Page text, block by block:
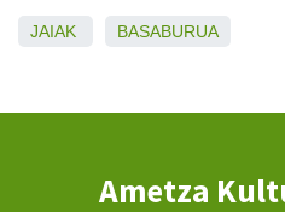
JAIAK BASABURUA
Ametza